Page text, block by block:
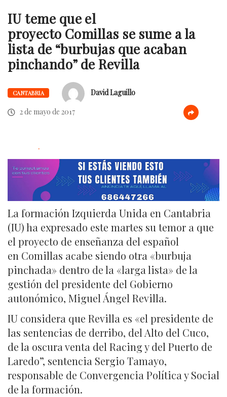
IU teme que el
proyecto Comillas se sume a la
lista de “burbujas que acaban
pinchando” de Revilla
CANTABRIA
David Laguillo
2 de mayo de 2017
.
La formación Izquierda Unida en Cantabria
(IU) ha expresado este martes su temor a que
el proyecto de enseñanza del español
en Comillas acabe siendo otra «burbuja
pinchada» dentro de la «larga lista» de la
gestión del presidente del Gobierno
autonómico, Miguel Ángel Revilla.
IU considera que Revilla es «el presidente de
las sentencias de derribo, del Alto del Cuco,
de la oscura venta del Racing y del Puerto de
Laredo”, sentencia Sergio Tamayo,
responsable de Convergencia Política y Social
de la formación.